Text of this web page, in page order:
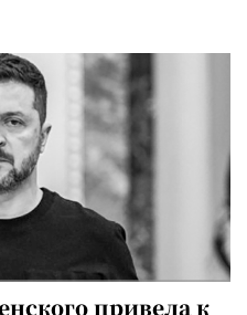
привела к